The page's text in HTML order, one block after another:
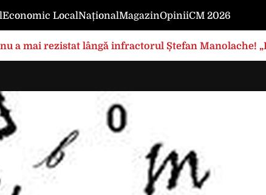
Economic LocalNaționalMagazinOpiniiCM 2026
nu a mai rezistat lângă infractorul Ștefan